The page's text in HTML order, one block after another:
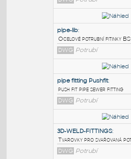
COPPER-FITTING-
REDUCERS:
Měděná kolena,
tvarovky
DWG Potrubí
pipe-lib:
Ocelové potrubní
DWG Potrubí